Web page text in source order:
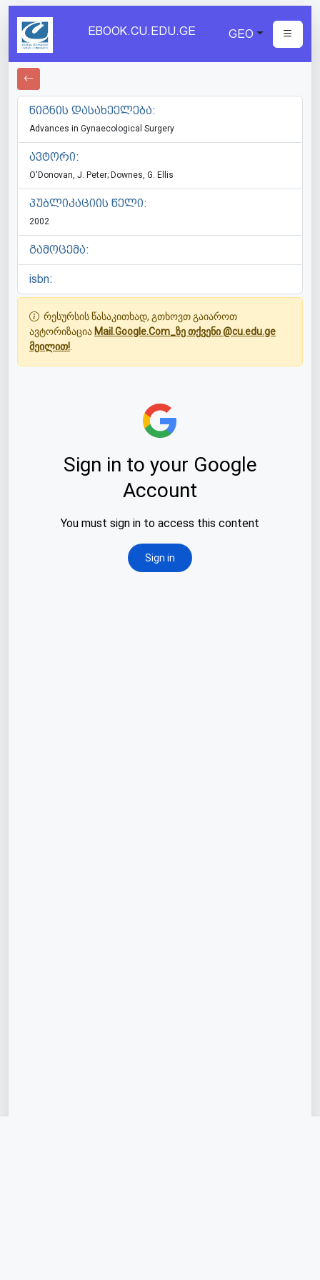
EBOOK.CU.EDU.GE GEO
წიგნის დასახეელება:
Advances in Gynaecological Surgery
ავტორი:
O'Donovan, J. Peter; Downes, G. Ellis
პუბლიკაციის წელი:
2002
გამოცემა:
isbn:
რესურსის წასაკითხად, გთხოვთ გაიაროთ
ავტორიზაცია Mail.Google.Com_ზე თქვენი @cu.edu.ge
მეილით!